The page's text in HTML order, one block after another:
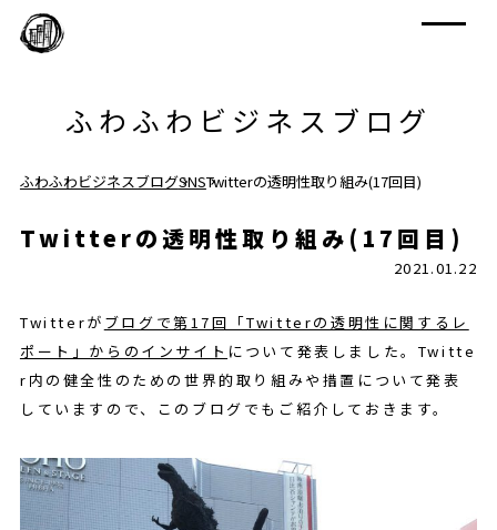
ふわふわビジネスブログ
ふわふわビジネスブログSNSTwitterの透明性取り組み(17回目)
Twitterの透明性取り組み(17回目)
2021.01.22
Twitterが ブログで第17回「Twitterの透明性に関するレ
ポート」からのインサイト について発表しました。Twitte
r内の健全性のための世界的取り組みや措置について発表
していますので、このブログでもご紹介しておきます。